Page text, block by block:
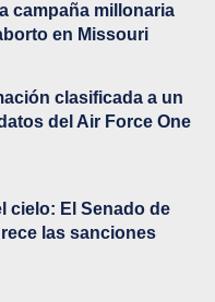
campaña millonaria
en Missouri
clasificada a un
del Air Force One
cielo: El Senado de
las sanciones